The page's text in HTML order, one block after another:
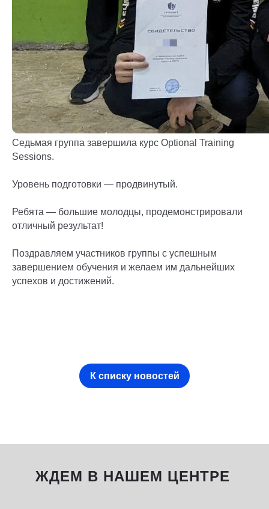
Седьмая группа завершила курс Optional Training
Sessions.
Уровень подготовки — продвинутый.
Ребята — большие молодцы, продемонстрировали
отличный результат!
Поздравляем участников группы с успешным
завершением обучения и желаем им дальнейших
успехов и достижений.
К списку новостей
ЖДЕМ В НАШЕМ ЦЕНТРЕ